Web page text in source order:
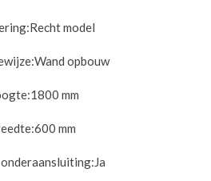
Recht model
Wand opbouw
1800 mm
600 mm
Ja